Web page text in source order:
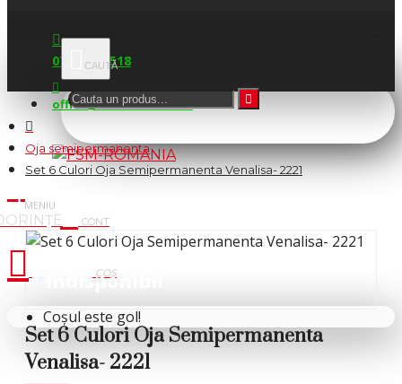
0745.677.518
office@fsm-romania.ro
Coșul este gol!
Oja semipermanenta
Set 6 Culori Oja Semipermanenta Venalisa- 2221
Indisponibil
Set 6 Culori Oja Semipermanenta
Venalisa- 2221